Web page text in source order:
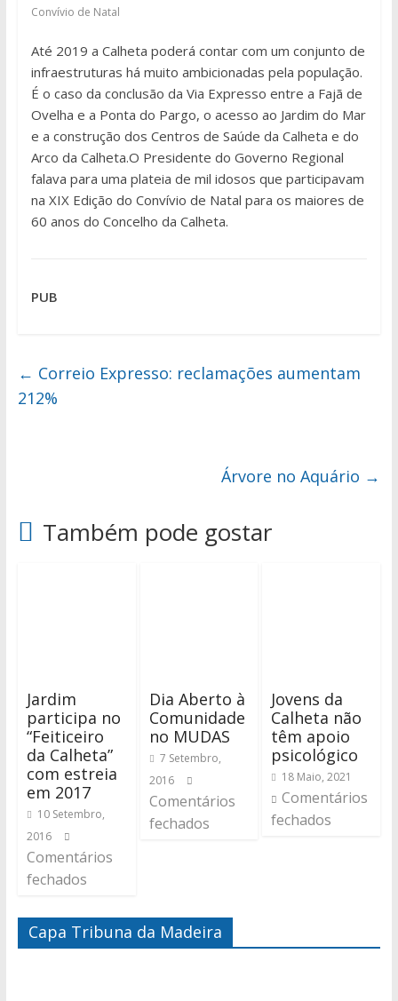
Convívio de Natal
Até 2019 a Calheta poderá contar com um conjunto de
infraestruturas há muito ambicionadas pela população.
É o caso da conclusão da Via Expresso entre a Fajã de
Ovelha e a Ponta do Pargo, o acesso ao Jardim do Mar
e a construção dos Centros de Saúde da Calheta e do
Arco da Calheta.O Presidente do Governo Regional
falava para uma plateia de mil idosos que participavam
na XIX Edição do Convívio de Natal para os maiores de
60 anos do Concelho da Calheta.
PUB
← Correio Expresso: reclamações aumentam
212%
Árvore no Aquário →
Também pode gostar
Jardim
participa no
“Feiticeiro
da Calheta”
com estreia
em 2017
10 Setembro,
2016
Comentários
fechados
Dia Aberto à
Comunidade
no MUDAS
7 Setembro,
2016
Comentários
fechados
Jovens da
Calheta não
têm apoio
psicológico
18 Maio, 2021
Comentários
fechados
Capa Tribuna da Madeira